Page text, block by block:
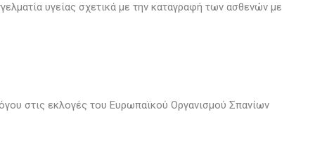
υγείας σχετικά με την καταγραφή των ασθενών με
στις εκλογές του Ευρωπαϊκού Οργανισμού Σπανίων